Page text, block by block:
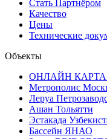
Стать Партнёром
Качество
Цены
Технические
Объекты
ОНЛАЙН КАРТА
Метрополис
Леруа
Ашан Тольятти
Эстакада
Бассейн ЯНАО